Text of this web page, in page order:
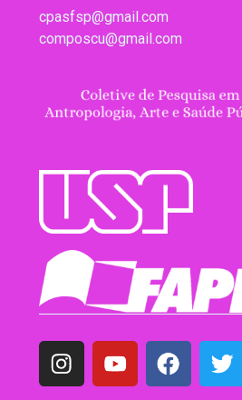
cpasfsp@gmail.com
composcu@gmail.com